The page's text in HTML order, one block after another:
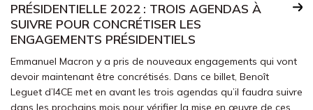
PRÉSIDENTIELLE 2022 : TROIS AGENDAS À
SUIVRE POUR CONCRÉTISER LES
ENGAGEMENTS PRÉSIDENTIELS
Emmanuel Macron y a pris de nouveaux engagements qui vont
devoir maintenant être concrétisés. Dans ce billet, Benoît
Leguet d’I4CE met en avant les trois agendas qu’il faudra suivre
dans les prochains mois pour vérifier la mise en œuvre de ces